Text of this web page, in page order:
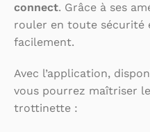
connect. Grâce à ses
rouler en toute sécurité
facilement.
Avec l’application,
vous pourrez maîtriser
trottinette :